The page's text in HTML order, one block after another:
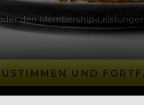
den Membership-
UND